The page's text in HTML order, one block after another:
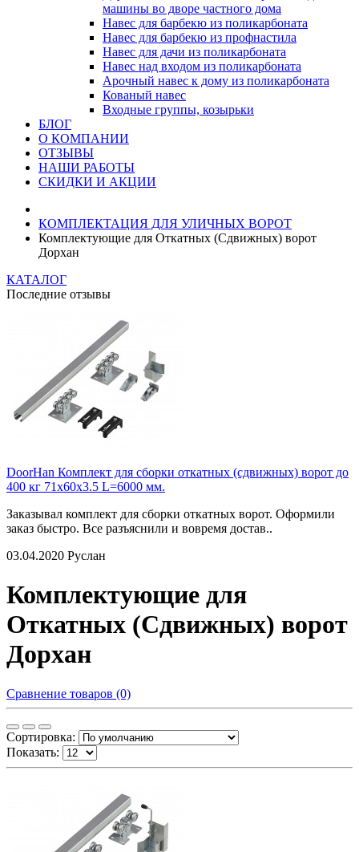
машины во дворе частного дома
Навес для барбекю из поликарбоната
Навес для барбекю из профнастила
Навес для дачи из поликарбоната
Навес над входом из поликарбоната
Арочный навес к дому из поликарбоната
Кованый навес
Входные группы, козырьки
БЛОГ
О КОМПАНИИ
ОТЗЫВЫ
НАШИ РАБОТЫ
СКИДКИ И АКЦИИ
КОМПЛЕКТАЦИЯ ДЛЯ УЛИЧНЫХ ВОРОТ
Комплектующие для Откатных (Сдвижных) ворот
Дорхан
КАТАЛОГ
Последние отзывы
DoorHan Комплект для сборки откатных (сдвижных) ворот до
400 кг 71x60x3.5 L=6000 мм.
Заказывал комплект для сборки откатных ворот. Оформили
заказ быстро. Все разъяснили и вовремя достав..
03.04.2020 Руслан
Комплектующие для
Откатных (Сдвижных) ворот
Дорхан
Сравнение товаров (0)
Сортировка:
Показать: